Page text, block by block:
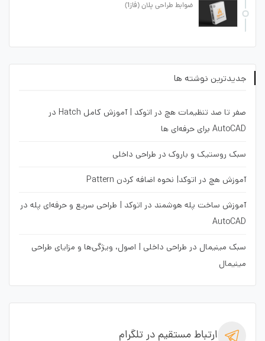
ضوابط طراحی پلان (فاز1)
جدیدترین نوشته ها
صفر تا صد تنظیمات هچ در اتوکد | آموزش کامل Hatch در
AutoCAD برای حرفه‌ای ها
سبک روستیک و باروک در طراحی داخلی
آموزش هچ در اتوکد| نحوه اضافه کردن Pattern
آموزش ساخت پله هوشمند در اتوکد | طراحی سریع و حرفه‌ای پله در
AutoCAD
سبک مینیمال در طراحی داخلی | اصول، ویژگی‌ها و مزایای طراحی
مینیمال
ارتباط مستقیم در تلگرام